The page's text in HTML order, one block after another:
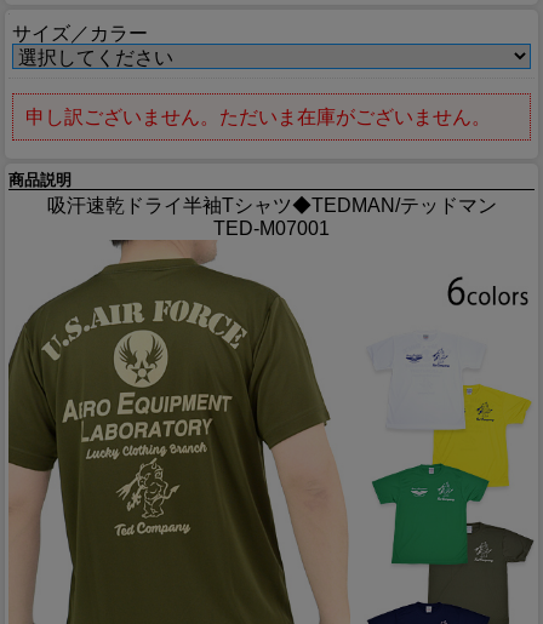
サイズ／カラー
申し訳ございません。ただいま在庫がございません。
商品説明
吸汗速乾ドライ半袖Tシャツ◆TEDMAN/テッドマン
TED-M07001